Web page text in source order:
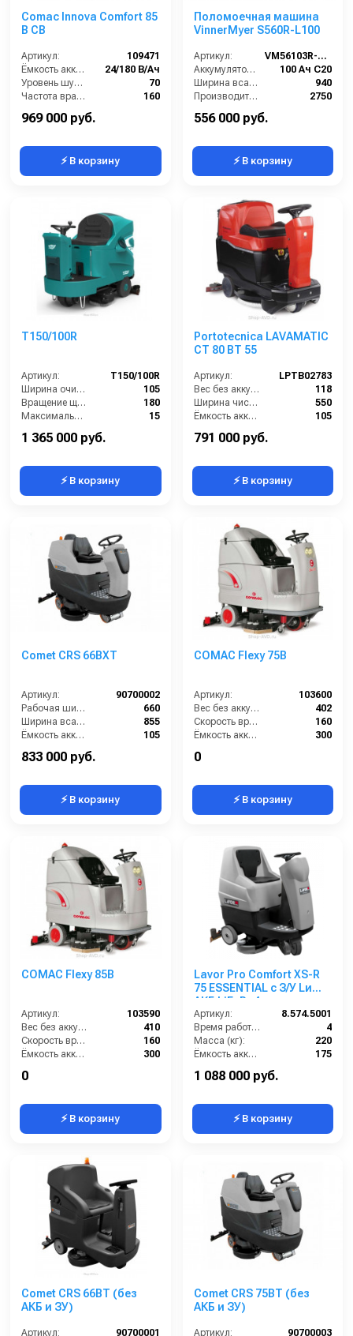
Comac Innova Comfort 85
B CB
Артикул:
109471
Ёмкость аккумуляторов (Ач):
24/180 В/Ач
Уровень шума (дБ):
70
Частота вращения щетки (об/мин):
160
969 000 руб.
⚡ В корзину
Поломоечная машина
VinnerMyer S560R-L100
Артикул:
VM56103R-L100
Аккумулятор АКБ (В/А·ч):
100 Ач С20
Ширина всасывающей балки (мм):
940
Производительность по площади (м2/ч):
2750
556 000 руб.
⚡ В корзину
T150/100R
Артикул:
T150/100R
Ширина очистки (см):
105
Вращение щётки (об/мин):
180
Максимальный угол наклона (%):
15
1 365 000 руб.
⚡ В корзину
Portotecnica LAVAMATIC
CT 80 BT 55
Артикул:
LPTB02783
Вес без аккумуляторов (кг):
118
Ширина чистки щёток (мм):
550
Ёмкость аккумуляторов (Ач):
105
791 000 руб.
⚡ В корзину
Comet CRS 66BXT
Артикул:
90700002
Рабочая ширина щеток (мм):
660
Ширина всасывающей балки (мм):
855
Ёмкость аккумуляторов (Ач):
105
833 000 руб.
⚡ В корзину
COMAC Flexy 75B
Артикул:
103600
Вес без аккумуляторов (кг):
402
Скорость вращения щётки (об/мин):
160
Ёмкость аккумуляторов (Ач):
300
0
⚡ В корзину
COMAC Flexy 85B
Артикул:
103590
Вес без аккумуляторов (кг):
410
Скорость вращения щётки (об/мин):
160
Ёмкость аккумуляторов (Ач):
300
0
⚡ В корзину
Lavor Pro Comfort XS-R
75 ESSENTIAL с З/У Lи
АКБ LiFePo4 емкостью
104 Ah)
Артикул:
8.574.5001
Время работы (ч):
4
Масса (кг):
220
Ёмкость аккумуляторов (Ач):
175
1 088 000 руб.
⚡ В корзину
Comet CRS 66BT (без
АКБ и ЗУ)
Артикул: 90700001
Comet CRS 75BT (без
АКБ и ЗУ)
Артикул: 90700003